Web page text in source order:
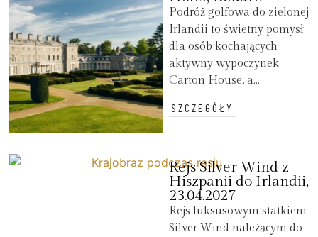
Podróż golfowa do zielonej
Irlandii to świetny pomysł
dla osób kochających
aktywny wypoczynek
Carton House, a...
SZCZEGÓŁY
Rejs Silver Wind z
Hiszpanii do Irlandii,
23.04.2027
Rejs luksusowym statkiem
Silver Wind należącym do